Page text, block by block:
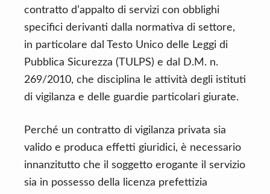
contratto d’appalto di servizi con obblighi
specifici derivanti dalla normativa di settore,
in particolare dal Testo Unico delle Leggi di
Pubblica Sicurezza (TULPS) e dal D.M. n.
269/2010, che disciplina le attività degli istituti
di vigilanza e delle guardie particolari giurate.
Perché un contratto di vigilanza privata sia
valido e produca effetti giuridici, è necessario
innanzitutto che il soggetto erogante il servizio
sia in possesso della licenza prefettizia